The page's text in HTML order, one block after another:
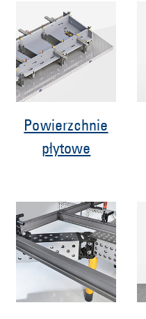
Powierzchnie
płytowe